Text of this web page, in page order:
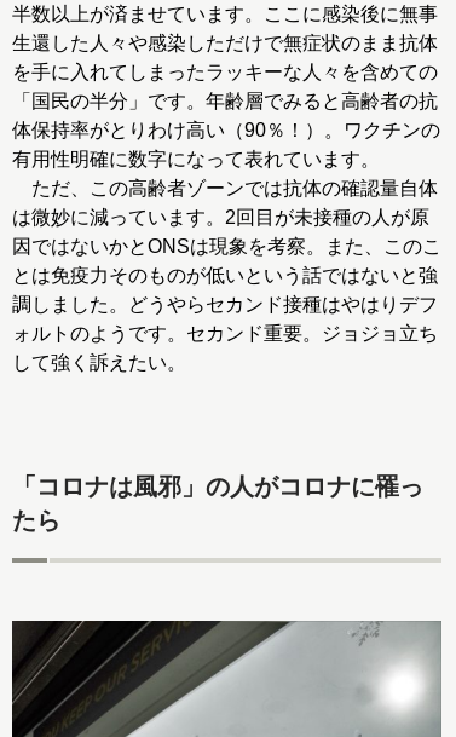
半数以上が済ませています。ここに感染後に無事
生還した人々や感染しただけで無症状のまま抗体
を手に入れてしまったラッキーな人々を含めての
「国民の半分」です。年齢層でみると高齢者の抗
体保持率がとりわけ高い（90％！）。ワクチンの
有用性明確に数字になって表れています。
ただ、この高齢者ゾーンでは抗体の確認量自体
は微妙に減っています。2回目が未接種の人が原
因ではないかとONSは現象を考察。また、このこ
とは免疫力そのものが低いという話ではないと強
調しました。どうやらセカンド接種はやはりデフ
ォルトのようです。セカンド重要。ジョジョ立ち
して強く訴えたい。
「コロナは風邪」の人がコロナに罹っ
たら